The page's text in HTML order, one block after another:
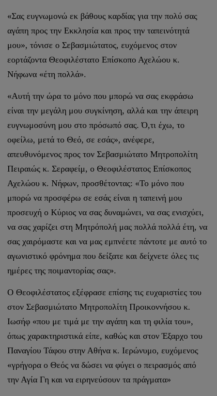
«Σας ευγνωμονώ εκ βάθους καρδίας για την πολύ σας
αγάπη προς την Εκκλησία και προς την ταπεινότητά
μου», τόνισε ο Σεβασμιώτατος, ευχόμενος στον
εορτάζοντα Θεοφιλέστατο Επίσκοπο Αχελώου κ.
Νήφωνα «έτη πολλά».
«Αυτή την ώρα το μόνο που μπορώ να σας εκφράσω
είναι την μεγάλη μου συγκίνηση, αλλά και την άπειρη
ευγνωμοσύνη μου στο πρόσωπό σας. Ό,τι έχω, το
οφείλω, μετά το Θεό, σε εσάς», ανέφερε,
απευθυνόμενος προς τον Σεβασμιώτατο Μητροπολίτη
Πειραιώς κ. Σεραφείμ, ο Θεοφιλέστατος Επίσκοπος
Αχελώου κ. Νήφων, προσθέτοντας: «Το μόνο που
μπορώ να προσφέρω σε εσάς είναι η ταπεινή μου
προσευχή ο Κύριος να σας δυναμώνει, να σας ενισχύει,
να σας χαρίζει στη Μητρόπολή μας πολλά πολλά έτη, να
σας χαιρόμαστε και να μας εμπνέετε πάντοτε με αυτό το
αγωνιστικό φρόνημα που δείξατε και δείχνετε όλες τις
ημέρες της ποιμαντορίας σας».
Ο Θεοφιλέστατος εξέφρασε επίσης τις ευχαριστίες του
στον Σεβασμιώτατο Μητροπολίτη Προικοννήσου κ.
Ιωσήφ «που με τιμά με την αγάπη και τη φιλία του»,
όπως χαρακτηριστικά είπε, καθώς και στον Έξαρχο του
Παναγίου Τάφου στην Αθήνα κ. Ιερώνυμο, ευχόμενος
«γρήγορα ο Θεός να δώσει να φύγει ο πειρασμός από
την Αγία Γη και να ειρηνεύσουν τα πράγματα»